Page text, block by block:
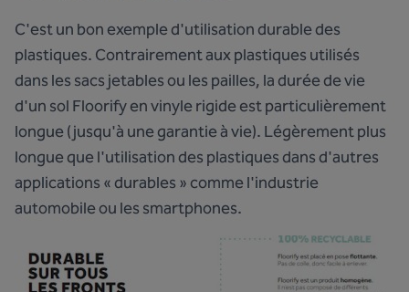
C'est un bon exemple d'utilisation durable des
plastiques. Contrairement aux plastiques utilisés
dans les sacs jetables ou les pailles, la durée de vie
d'un sol Floorify en vinyle rigide est particulièrement
longue (jusqu'à une garantie à vie). Légèrement plus
longue que l'utilisation des plastiques dans d'autres
applications « durables » comme l'industrie
automobile ou les smartphones.